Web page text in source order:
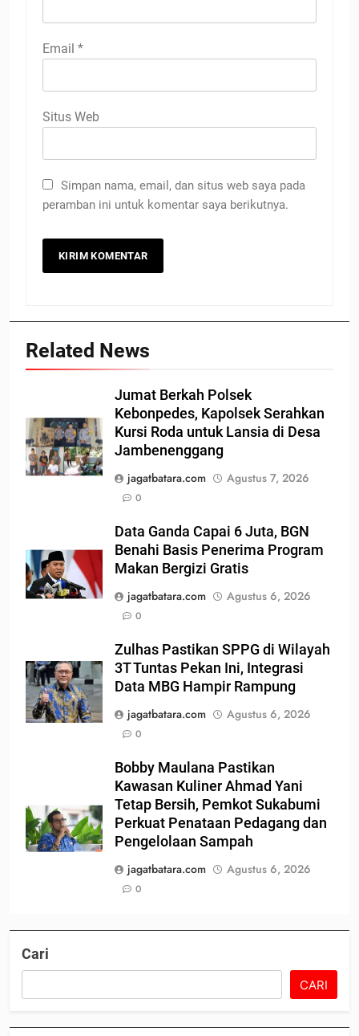
Email *
Situs Web
Simpan nama, email, dan situs web saya pada
peramban ini untuk komentar saya berikutnya.
Related News
Jumat Berkah Polsek
Kebonpedes, Kapolsek Serahkan
Kursi Roda untuk Lansia di Desa
Jambenenggang
jagatbatara.com
Agustus 7, 2026
0
Data Ganda Capai 6 Juta, BGN
Benahi Basis Penerima Program
Makan Bergizi Gratis
jagatbatara.com
Agustus 6, 2026
0
Zulhas Pastikan SPPG di Wilayah
3T Tuntas Pekan Ini, Integrasi
Data MBG Hampir Rampung
jagatbatara.com
Agustus 6, 2026
0
Bobby Maulana Pastikan
Kawasan Kuliner Ahmad Yani
Tetap Bersih, Pemkot Sukabumi
Perkuat Penataan Pedagang dan
Pengelolaan Sampah
jagatbatara.com
Agustus 6, 2026
0
Cari
CARI